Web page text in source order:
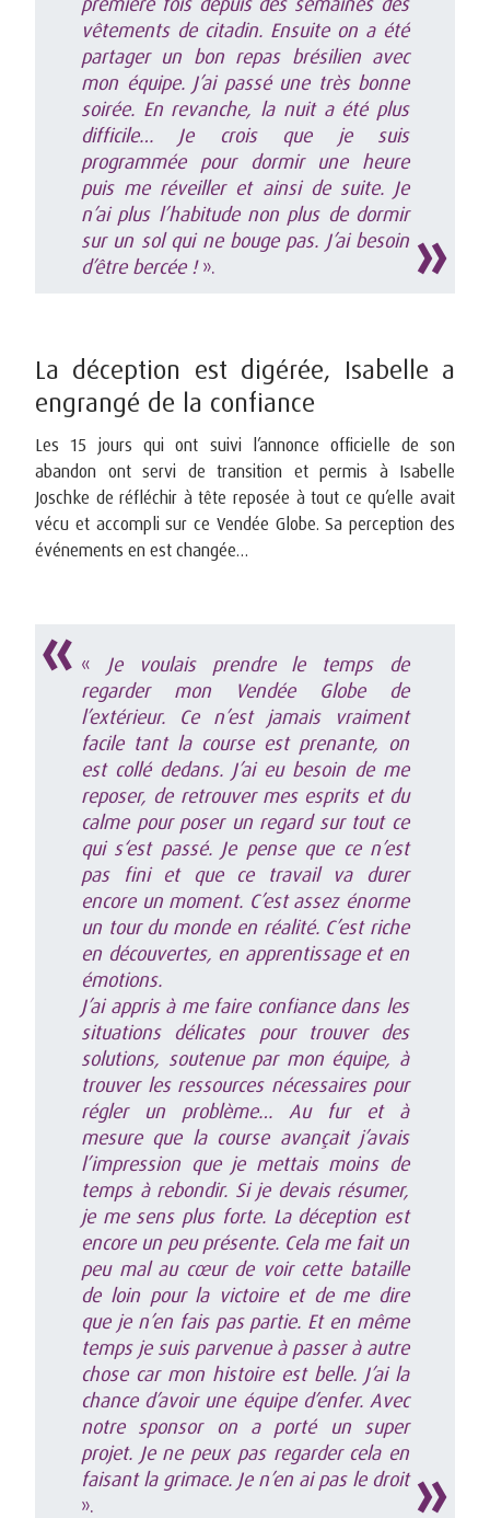
vêtements de citadin. Ensuite on a été
partager un bon repas brésilien avec
mon équipe. J’ai passé une très bonne
soirée. En revanche, la nuit a été plus
difficile… Je crois que je suis
programmée pour dormir une heure
puis me réveiller et ainsi de suite. Je
n’ai plus l’habitude non plus de dormir
sur un sol qui ne bouge pas. J’ai besoin
d’être bercée !».
La déception est digérée, Isabelle a
engrangé de la confiance
Les 15 jours qui ont suivi l’annonce officielle de son
abandon ont servi de transition et permis à Isabelle
Joschke de réfléchir à tête reposée à tout ce qu’elle avait
vécu et accompli sur ce Vendée Globe. Sa perception des
événements en est changée…
« Je voulais prendre le temps de
regarder mon Vendée Globe de
l’extérieur. Ce n’est jamais vraiment
facile tant la course est prenante, on
est collé dedans. J’ai eu besoin de me
reposer, de retrouver mes esprits et du
calme pour poser un regard sur tout ce
qui s‘est passé. Je pense que ce n’est
pas fini et que ce travail va durer
encore un moment. C’est assez énorme
un tour du monde en réalité. C’est riche
en découvertes, en apprentissage et en
émotions.
J’ai appris à me faire confiance dans les
situations délicates pour trouver des
solutions, soutenue par mon équipe, à
trouver les ressources nécessaires pour
régler un problème… Au fur et à
mesure que la course avançait j’avais
l’impression que je mettais moins de
temps à rebondir. Si je devais résumer,
je me sens plus forte. La déception est
encore un peu présente. Cela me fait un
peu mal au cœur de voir cette bataille
de loin pour la victoire et de me dire
que je n’en fais pas partie. Et en même
temps je suis parvenue à passer à autre
chose car mon histoire est belle. J’ai la
chance d’avoir une équipe d’enfer. Avec
notre sponsor on a porté un super
projet. Je ne peux pas regarder cela en
faisant la grimace. Je n’en ai pas le droit
».